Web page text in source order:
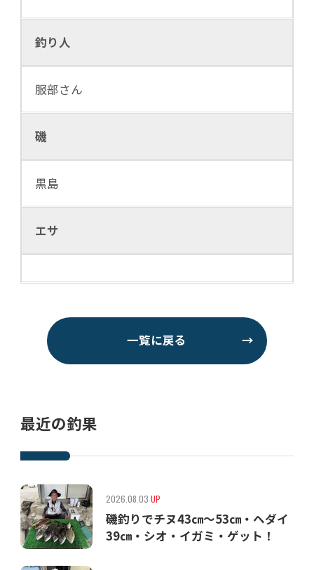
釣り人
服部さん
磯
黒島
エサ
一覧に戻る →
最近の釣果
2026.08.03 UP
磯釣りでチヌ43㎝〜53㎝・ヘダイ
39㎝・シオ・イガミ・ゲット！